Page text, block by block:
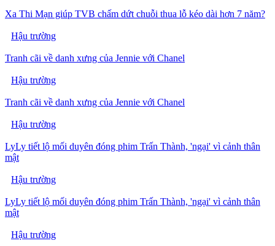
Xa Thi Mạn giúp TVB chấm dứt chuỗi thua lỗ kéo dài hơn 7 năm?
Hậu trường
Tranh cãi về danh xưng của Jennie với Chanel
Hậu trường
Tranh cãi về danh xưng của Jennie với Chanel
Hậu trường
LyLy tiết lộ mối duyên đóng phim Trấn Thành, 'ngại' vì cảnh thân
mật
Hậu trường
LyLy tiết lộ mối duyên đóng phim Trấn Thành, 'ngại' vì cảnh thân
mật
Hậu trường